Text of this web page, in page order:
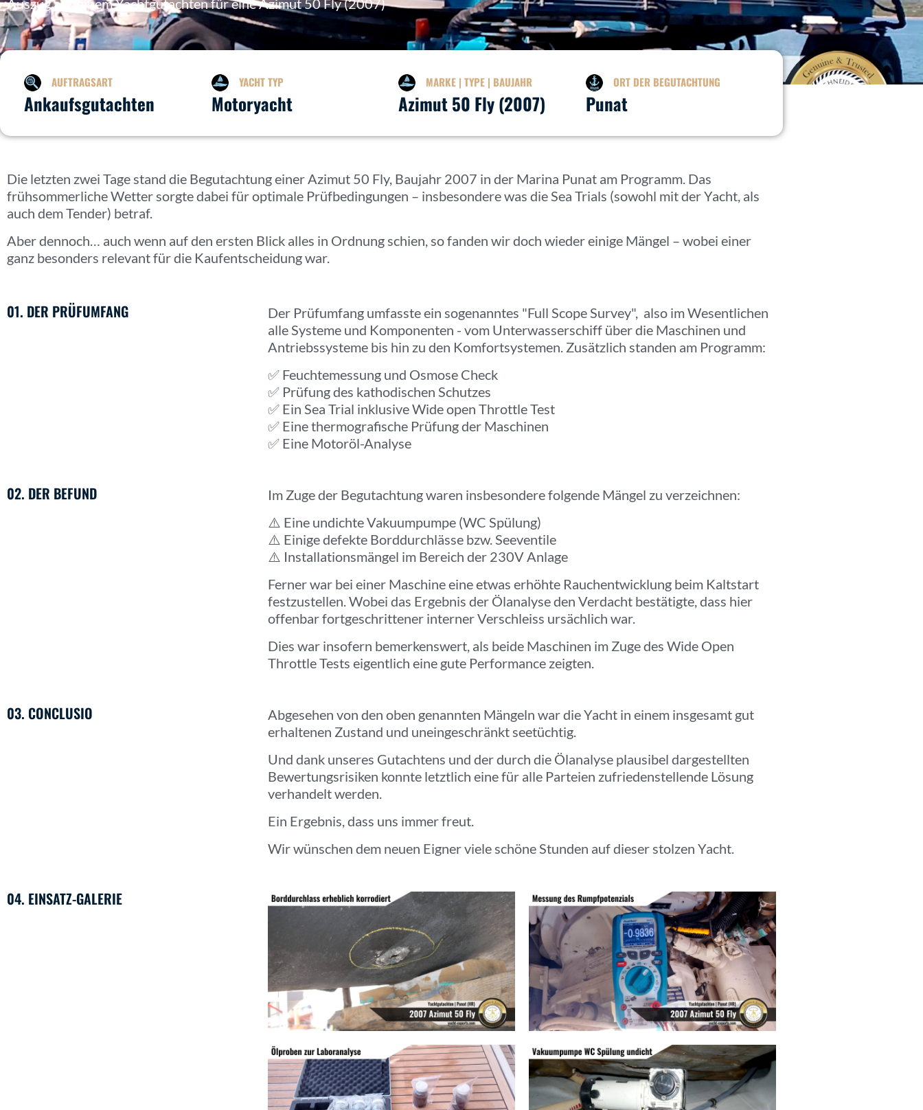
Auszug aus einem Yachtgutachten für eine Azimut 50 Fly (2007)
AUFTRAGSART
Ankaufsgutachten
YACHT TYP
Motoryacht
MARKE | TYPE | BAUJAHR
Azimut 50 Fly (2007)
ORT DER BEGUTACHTUNG
Punat
Die letzten zwei Tage stand die Begutachtung einer Azimut 50 Fly, Baujahr 2007 in der Marina Punat am Programm. Das
frühsommerliche Wetter sorgte dabei für optimale Prüfbedingungen – insbesondere was die Sea Trials (sowohl mit der Yacht, als
auch dem Tender) betraf.
Aber dennoch… auch wenn auf den ersten Blick alles in Ordnung schien, so fanden wir doch wieder einige Mängel – wobei einer
ganz besonders relevant für die Kaufentscheidung war.
01. DER PRÜFUMFANG
Der Prüfumfang umfasste ein sogenanntes "Full Scope Survey", also im Wesentlichen
alle Systeme und Komponenten - vom Unterwasserschiff über die Maschinen und
Antriebssysteme bis hin zu den Komfortsystemen. Zusätzlich standen am Programm:
✅ Feuchtemessung und Osmose Check
✅ Prüfung des kathodischen Schutzes
✅ Ein Sea Trial inklusive Wide open Throttle Test
✅ Eine thermografische Prüfung der Maschinen
✅ Eine Motoröl-Analyse
02. DER BEFUND
Im Zuge der Begutachtung waren insbesondere folgende Mängel zu verzeichnen:
⚠️ Eine undichte Vakuumpumpe (WC Spülung)
⚠️ Einige defekte Borddurchlässe bzw. Seeventile
⚠️ Installationsmängel im Bereich der 230V Anlage
Ferner war bei einer Maschine eine etwas erhöhte Rauchentwicklung beim Kaltstart
festzustellen. Wobei das Ergebnis der Ölanalyse den Verdacht bestätigte, dass hier
offenbar fortgeschrittener interner Verschleiss ursächlich war.
Dies war insofern bemerkenswert, als beide Maschinen im Zuge des Wide Open
Throttle Tests eigentlich eine gute Performance zeigten.
03. CONCLUSIO
Abgesehen von den oben genannten Mängeln war die Yacht in einem insgesamt gut
erhaltenen Zustand und uneingeschränkt seetüchtig.
Und dank unseres Gutachtens und der durch die Ölanalyse plausibel dargestellten
Bewertungsrisiken konnte letztlich eine für alle Parteien zufriedenstellende Lösung
verhandelt werden.
Ein Ergebnis, dass uns immer freut.
Wir wünschen dem neuen Eigner viele schöne Stunden auf dieser stolzen Yacht.
04. EINSATZ-GALERIE